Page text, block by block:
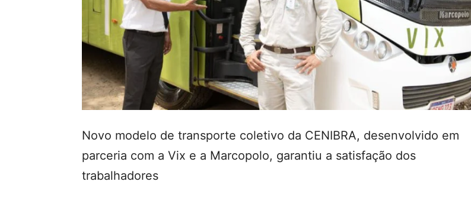
Novo modelo de transporte coletivo da CENIBRA, desenvolvido em
parceria com a Vix e a Marcopolo, garantiu a satisfação dos
trabalhadores